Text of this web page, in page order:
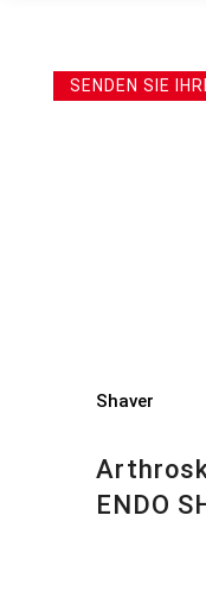
SENDEN SIE
Shaver
ENDO